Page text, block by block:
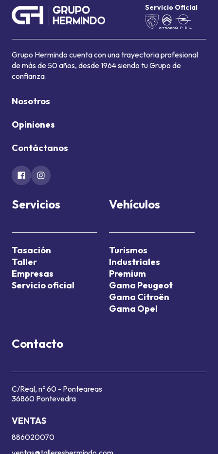
Servicio Oficial
Grupo Hermindo cuenta con una trayectoria profesional
de más de 50 años, desde 1964 siendo tu Grupo de
confianza.
Nosotros
Opiniones
Contáctanos
Servicios
Tasación
Taller
Empresas
Servicio oficial
Vehículos
Turismos
Industriales
Premium
Gama Peugeot
Gama Citroën
Gama Opel
Contacto
C/Real, nº 60 - Ponteareas
36860 Pontevedra
VENTAS
886020070